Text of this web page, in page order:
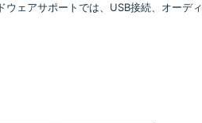
ェアサポートでは、USB接続、オーデ